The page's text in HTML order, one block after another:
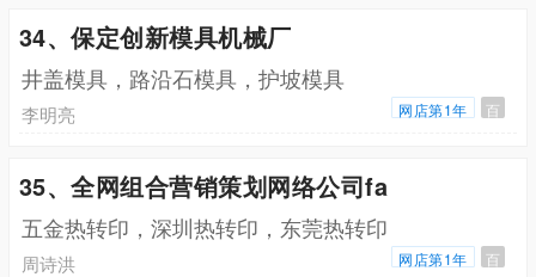
34、保定创新模具机械厂
井盖模具，路沿石模具，护坡模具
李明亮 网店第1年 百
35、全网组合营销策划网络公司fa
五金热转印，深圳热转印，东莞热转印
周诗洪 网店第1年 百